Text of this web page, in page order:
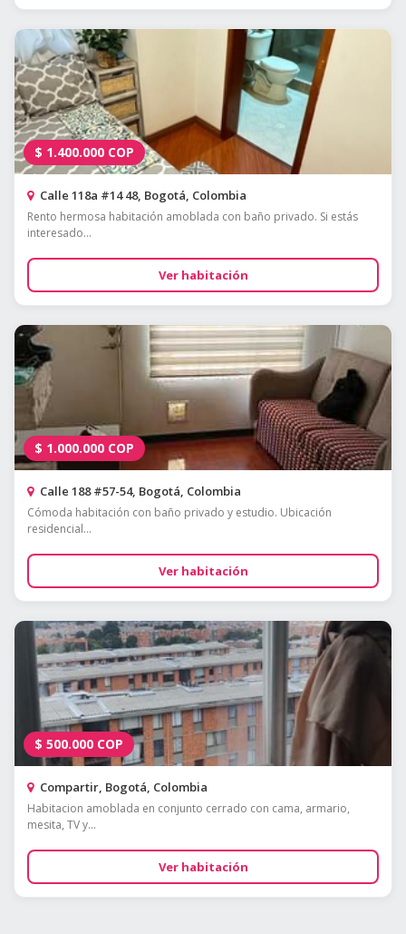
$ 1.400.000 COP
Calle 118a #14 48, Bogotá, Colombia
Rento hermosa habitación amoblada con baño privado. Si estás
interesado...
Ver habitación
$ 1.000.000 COP
Calle 188 #57-54, Bogotá, Colombia
Cómoda habitación con baño privado y estudio. Ubicación
residencial...
Ver habitación
$ 500.000 COP
Compartir, Bogotá, Colombia
Habitacion amoblada en conjunto cerrado con cama, armario,
mesita, TV y...
Ver habitación